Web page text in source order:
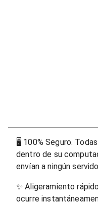
🖥 100% Seguro.
dentro de su
envían a ningún
✨Aligeramiento
ocurre